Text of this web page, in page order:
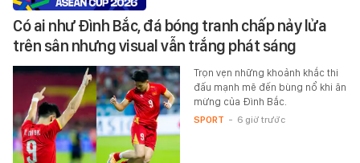
Có ai như Đình Bắc, đá bóng tranh chấp nảy lửa
trên sân nhưng visual vẫn trắng phát sáng
Trọn vẹn những khoảnh khắc thi
đấu mạnh mẽ đến bùng nổ khi ăn
mừng của Đình Bắc.
SPORT - 6 giờ trước